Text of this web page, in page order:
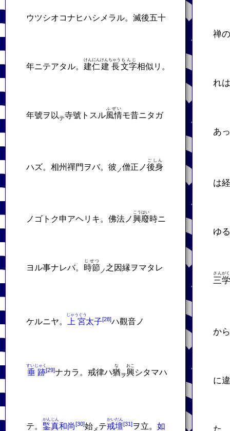
ウツシオコナヒハシメラル。滅後五十
年ニテアタル。 建仁
けんにん
建長
けんちゃう
文字
もんじ
相似リ。
年號ヲ以テ寺號トスル風情
ふぜい
モ昔ニタガ
ハズ。相州禪門ヲバ。彼 ノ僧正ノ後身
ごしん
ノゴトク申アヘリキ。佛法ノ興廢
こうはい
時ニ
ヨル事ナレバ。 時節
じせつ
ノ 之因縁ヲマタレ
ケルニヤ。 上宮
じゃうぐう
太子 ハ觀音ノ
垂跡
すいじゃく
ナカラ。戒律ハ猶
な
ヲ興
おこ
シタマハ
テ。 鍳真
がんじん
和尚 始 メ テ戒壇
かいだん
ヲ立。 如
禅
れ
あ
は
ゆ
三学
さんがく
か
に